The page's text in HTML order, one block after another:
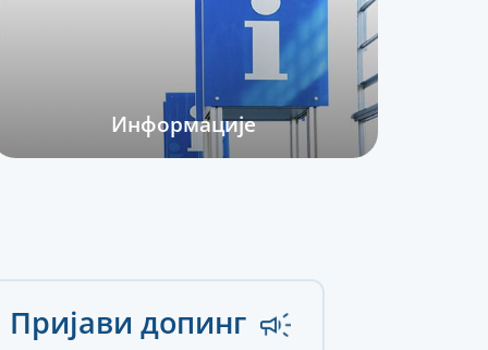
Информације
Пријави допинг